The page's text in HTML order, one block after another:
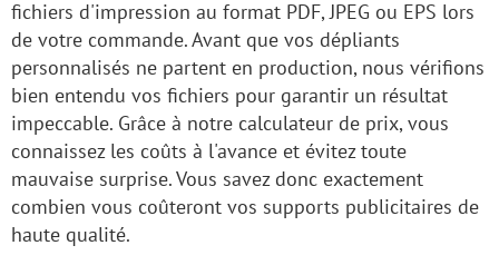
fichiers d'impression au format PDF, JPEG ou EPS lors
de votre commande. Avant que vos dépliants
personnalisés ne partent en production, nous vérifions
bien entendu vos fichiers pour garantir un résultat
impeccable. Grâce à notre calculateur de prix, vous
connaissez les coûts à l'avance et évitez toute
mauvaise surprise. Vous savez donc exactement
combien vous coûteront vos supports publicitaires de
haute qualité.